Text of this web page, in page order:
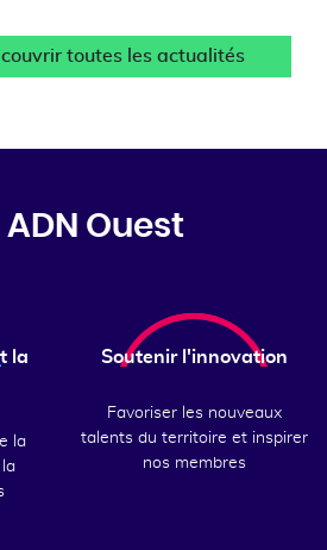
toutes les actualités
Ouest
la
la
Soutenir l'innovation
Favoriser les nouveaux
talents du territoire et inspirer
nos membres